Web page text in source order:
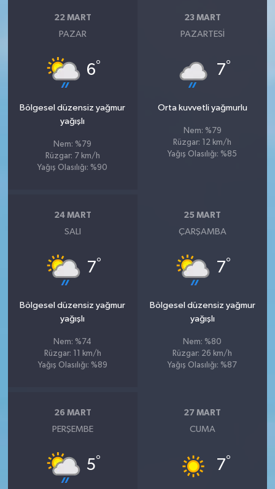
22 MART
PAZAR
6°
Bölgesel düzensiz yağmur
yağışlı
Nem: %79
Rüzgar: 7 km/h
Yağış Olasılığı: %90
23 MART
PAZARTESI
7°
Orta kuvvetli yağmurlu
Nem: %79
Rüzgar: 12 km/h
Yağış Olasılığı: %85
24 MART
SALI
7°
Bölgesel düzensiz yağmur
yağışlı
Nem: %74
Rüzgar: 11 km/h
Yağış Olasılığı: %89
25 MART
ÇARŞAMBA
7°
Bölgesel düzensiz yağmur
yağışlı
Nem: %80
Rüzgar: 26 km/h
Yağış Olasılığı: %87
26 MART
PERŞEMBE
5°
27 MART
CUMA
7°